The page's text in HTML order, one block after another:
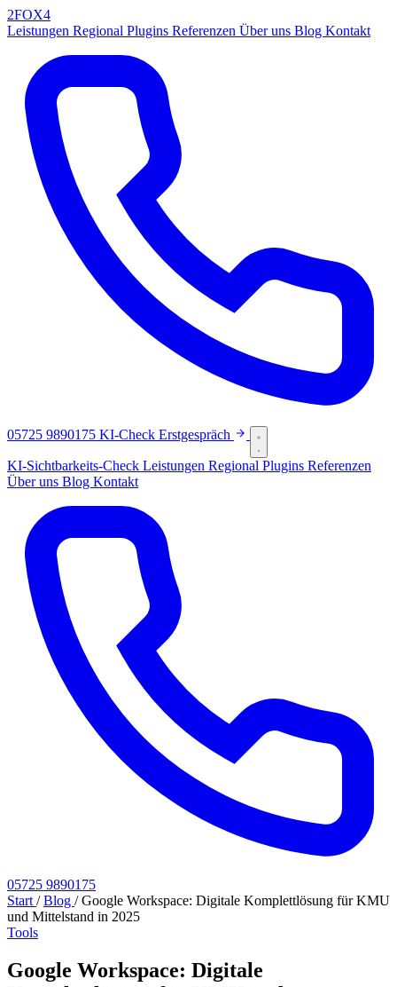
2FOX4
Leistungen Regional Plugins Referenzen Über uns Blog Kontakt
05725 9890175 KI-Check Erstgespräch
KI-Sichtbarkeits-Check Leistungen Regional Plugins Referenzen
Über uns Blog Kontakt
05725 9890175
Start / Blog / Google Workspace: Digitale Komplettlösung für KMU
und Mittelstand in 2025
Tools
Google Workspace: Digitale